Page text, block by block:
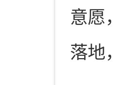
意愿
落地